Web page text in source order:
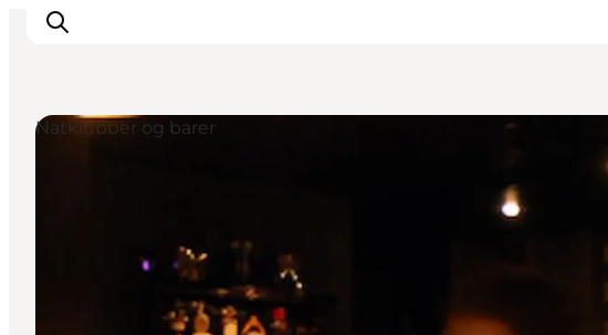
Planlegg turen din
Natklubber og barer